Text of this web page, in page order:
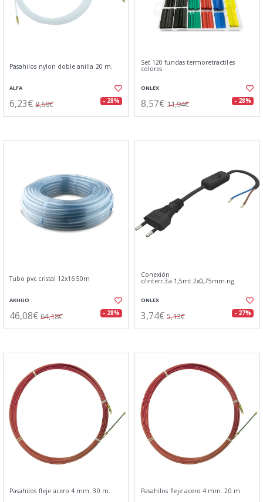
Pasahilos nylon doble anilla 20 m.
ALFA
6,23€ 8,68€ - 28%
Set 120 fundas termoretractiles
colores
ONLEX
8,57€ 11,94€ - 28%
Tubo pvc cristal 12x16 50m
AKHUO
46,08€ 64,18€ - 28%
Conexión
c/interr.3a.1,5mt.2x0,75mm.ng
ONLEX
3,74€ 5,13€ - 27%
Pasahilos fleje acero 4 mm. 30 m. Pasahilos fleje acero 4 mm. 20 m.